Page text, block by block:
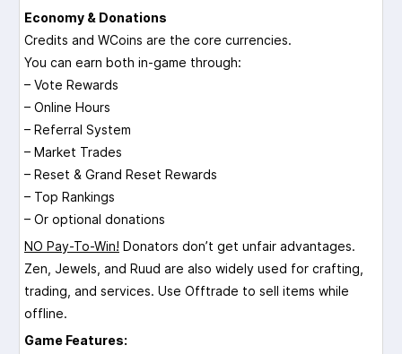
Economy & Donations
Credits and WCoins are the core currencies.
You can earn both in-game through:
– Vote Rewards
– Online Hours
– Referral System
– Market Trades
– Reset & Grand Reset Rewards
– Top Rankings
– Or optional donations
NO Pay-To-Win! Donators don’t get unfair advantages.
Zen, Jewels, and Ruud are also widely used for crafting,
trading, and services. Use Offtrade to sell items while
offline.
Game Features: